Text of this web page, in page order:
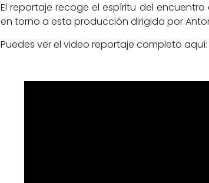
El reportaje recoge el espíritu del
en torno a esta producción dirigida por
Puedes ver el video reportaje completo aquí: